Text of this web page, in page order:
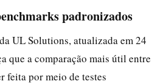
padronizados
UL Solutions, atualizada em 24
que a comparação mais útil entre
feita por meio de testes